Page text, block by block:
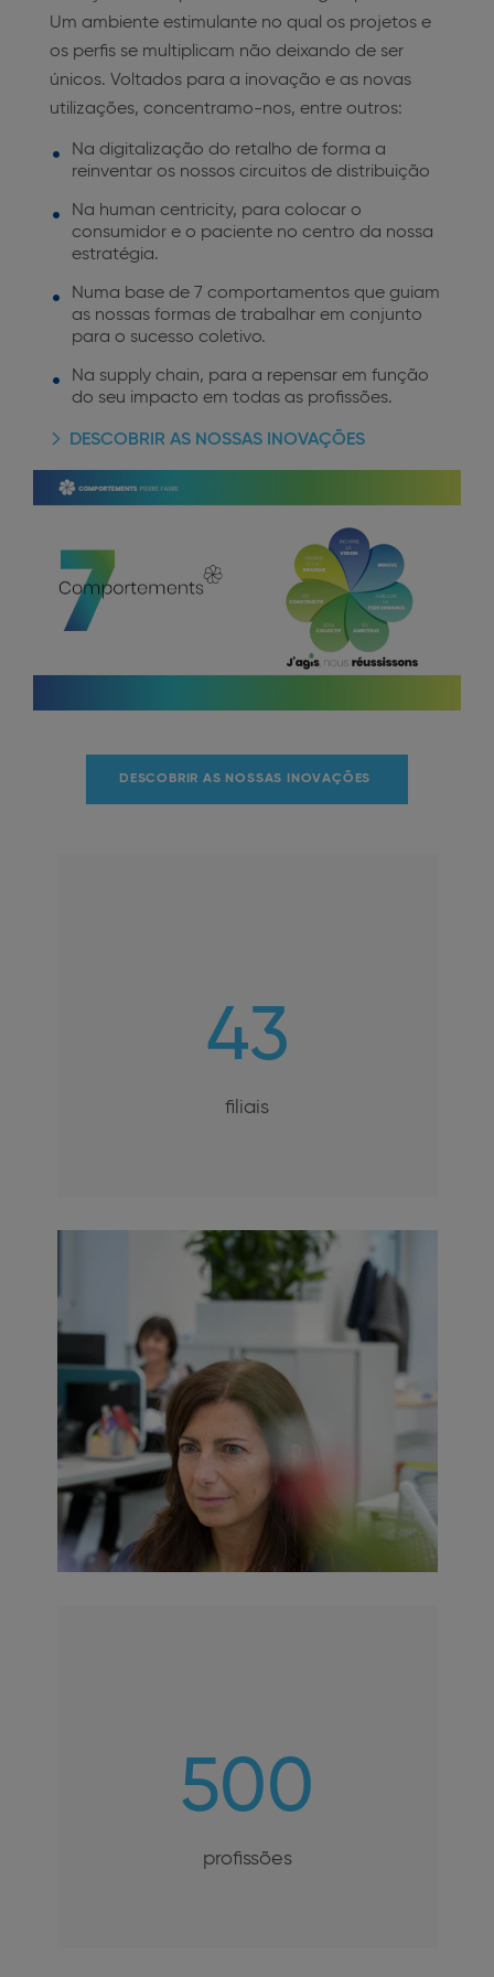
Um ambiente estimulante no qual os projetos e
os perfis se multiplicam não deixando de ser
únicos. Voltados para a inovação e as novas
utilizações, concentramo-nos, entre outros:
Na digitalização do retalho de forma a
reinventar os nossos circuitos de distribuição
Na human centricity, para colocar o
consumidor e o paciente no centro da nossa
estratégia.
Numa base de 7 comportamentos que guiam
as nossas formas de trabalhar em conjunto
para o sucesso coletivo.
Na supply chain, para a repensar em função
do seu impacto em todas as profissões.
DESCOBRIR AS NOSSAS INOVAÇÕES
DESCOBRIR AS NOSSAS INOVAÇÕES
43
filiais
500
profissões